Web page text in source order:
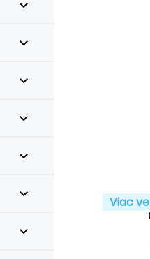
Viac